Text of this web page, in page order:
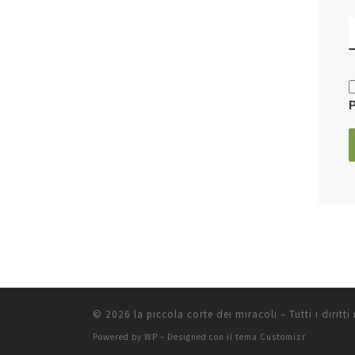
© 2026 la piccola corte dei miracoli – Tutti i diritti
Powered by WP – Designed con il tema Customizr